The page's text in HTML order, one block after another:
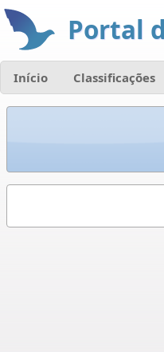
Portal
Início Classificações